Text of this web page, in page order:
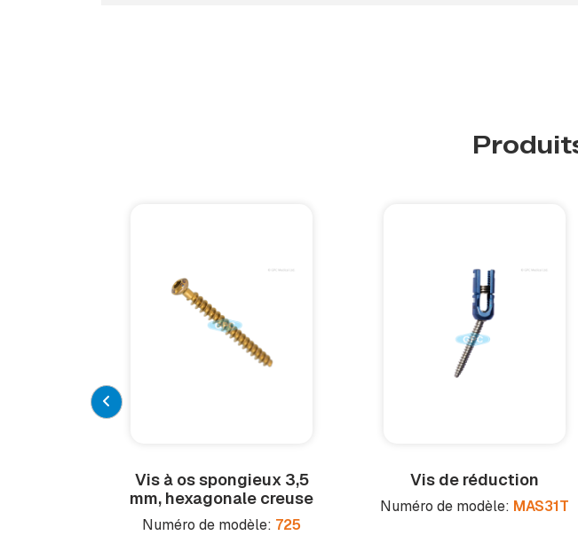
Vis à os spongieux 3,5
mm, hexagonale creuse
Numéro de modèle: 725
Vis de réduction
Numéro de modèle: MAS31T